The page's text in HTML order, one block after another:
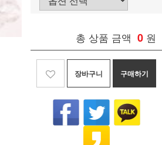
총 상품 금액 0 원
장바구니 구매하기